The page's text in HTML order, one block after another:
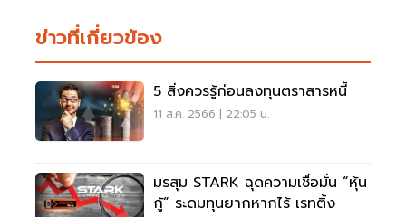
ข่าวที่เกี่ยวข้อง
5 สิ่งควรรู้ก่อนลงทุนตราสารหนี้
11 ส.ค. 2566 | 22:05 น.
มรสุม STARK ฉุดความเชื่อมั่น “หุ้น
กู้” ระดมทุนยากหากไร้ เรทติ้ง